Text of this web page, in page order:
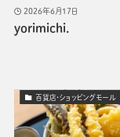
yorimichi.
2026年6月17日
百貨店・ショッピングモール